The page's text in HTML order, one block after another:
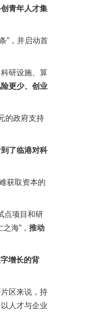
青年人才集
”，并启动首
研设施、算
更少、创业
的政府支持
了临港对科
获取资本的
点项目和研
海”， 推动
增长的背
区来说，持
人才与企业